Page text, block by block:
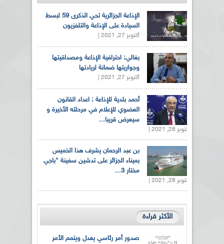
الإذاعة الجزائرية تحي الذكرى 59 لبسط
السيادة على الإذاعة والتلفزيون
أكتوبر 27, 2021 |
بغالي: احترافية الإذاعة ومصداقيتها
وجواريتها ضمانة لريادتها
أكتوبر 27, 2021 |
أحمد بلدية للإذاعة : اعداد القانون
العضوي للإعلام في مرحلته الأخيرة و
سيعرض قريبا...
أكتوبر 28, 2021 |
بن عبد الرحمان يشرف هذا الخميس
بميناء الجزائر على تدشين سفينة "باجي
مختار 3...
أكتوبر 28, 2021 |
الأكثر قراءة
صدور أمر رئاسي يعدل ويتمم الأمر